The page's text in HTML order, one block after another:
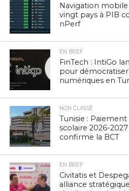
Navigation mobile
vingt pays à PIB
nPerf
EN BREF
FinTech : IntiGo
pour démocratiser
numériques en
NON CLASSÉ
Tunisie :
scolaire 2026-
confirme la BCT
EN BREF
Civitatis et
alliance